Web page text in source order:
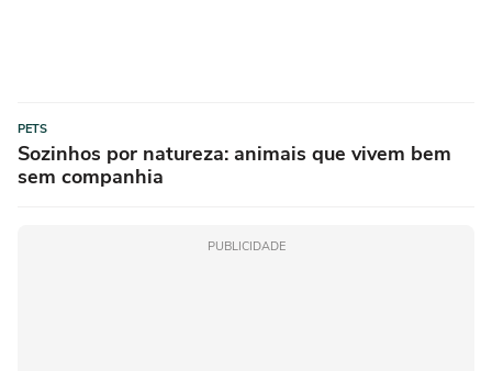
PETS
Sozinhos por natureza: animais que vivem bem
sem companhia
PUBLICIDADE